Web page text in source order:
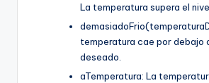
La temperatura supera el
temperatura cae por debajo
deseado.
aTemperatura: La